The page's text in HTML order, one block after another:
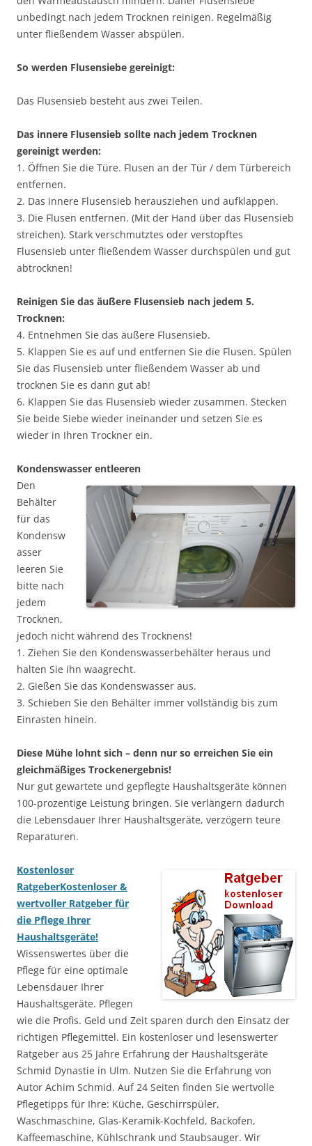
unbedingt nach jedem Trocknen reinigen. Regelmäßig
unter fließendem Wasser abspülen.
So werden Flusensiebe gereinigt:
Das Flusensieb besteht aus zwei Teilen.
Das innere Flusensieb sollte nach jedem Trocknen
gereinigt werden:
1. Öffnen Sie die Türe. Flusen an der Tür / dem Türbereich
entfernen.
2. Das innere Flusensieb herausziehen und aufklappen.
3. Die Flusen entfernen. (Mit der Hand über das Flusensieb
streichen). Stark verschmutztes oder verstopftes
Flusensieb unter fließendem Wasser durchspülen und gut
abtrocknen!
Reinigen Sie das äußere Flusensieb nach jedem 5.
Trocknen:
4. Entnehmen Sie das äußere Flusensieb.
5. Klappen Sie es auf und entfernen Sie die Flusen. Spülen
Sie das Flusensieb unter fließendem Wasser ab und
trocknen Sie es dann gut ab!
6. Klappen Sie das Flusensieb wieder zusammen. Stecken
Sie beide Siebe wieder ineinander und setzen Sie es
wieder in Ihren Trockner ein.
Kondenswasser entleeren
Den
Behälter
für das
Kondensw
asser
leeren Sie
bitte nach
jedem
Trocknen,
jedoch nicht während des Trocknens!
1. Ziehen Sie den Kondenswasserbehälter heraus und
halten Sie ihn waagrecht.
2. Gießen Sie das Kondenswasser aus.
3. Schieben Sie den Behälter immer vollständig bis zum
Einrasten hinein.
Diese Mühe lohnt sich – denn nur so erreichen Sie ein
gleichmäßiges Trockenergebnis!
Nur gut gewartete und gepflegte Haushaltsgeräte können
100-prozentige Leistung bringen. Sie verlängern dadurch
die Lebensdauer Ihrer Haushaltsgeräte, verzögern teure
Reparaturen.
Kostenloser
RatgeberKostenloser &
wertvoller Ratgeber für
die Pflege Ihrer
Haushaltsgeräte!
Wissenswertes über die
Pflege für eine optimale
Lebensdauer Ihrer
Haushaltsgeräte. Pflegen
wie die Profis. Geld und Zeit sparen durch den Einsatz der
richtigen Pflegemittel. Ein kostenloser und lesenswerter
Ratgeber aus 25 Jahre Erfahrung der Haushaltsgeräte
Schmid Dynastie in Ulm. Nutzen Sie die Erfahrung von
Autor Achim Schmid. Auf 24 Seiten finden Sie wertvolle
Pflegetipps für Ihre: Küche, Geschirrspüler,
Waschmaschine, Glas-Keramik-Kochfeld, Backofen,
Kaffeemaschine, Kühlschrank und Staubsauger. Wir